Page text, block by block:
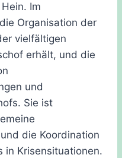
Im
Organisation der
vielfältigen
erhält, und die
und
Sie ist
die Koordination
in Krisensituationen.